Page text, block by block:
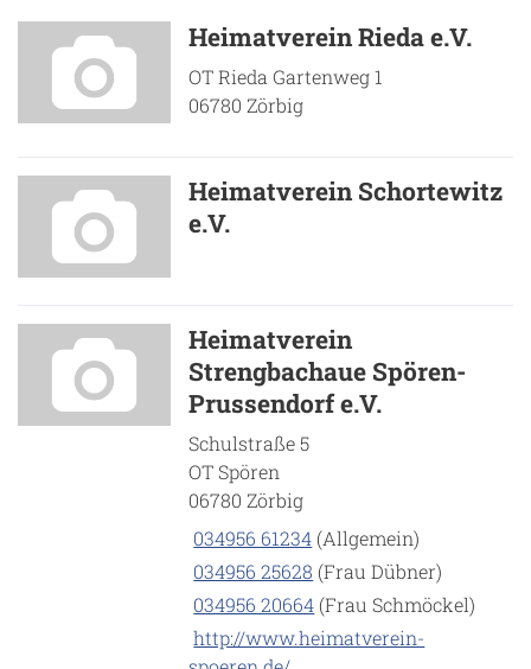
Heimatverein Rieda e.V.
OT Rieda Gartenweg 1
06780 Zörbig
Heimatverein Schortewitz
e.V.
Heimatverein
Strengbachaue Spören-
Prussendorf e.V.
Schulstraße 5
OT Spören
06780 Zörbig
034956 61234 (Allgemein)
034956 25628 (Frau Dübner)
034956 20664 (Frau Schmöckel)
http://www.heimatverein-